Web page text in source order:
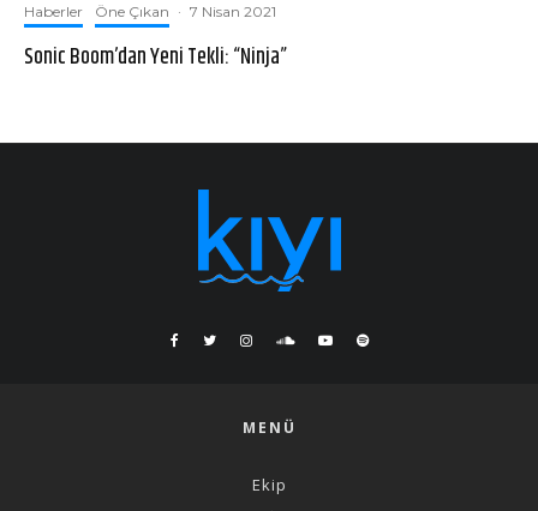
Haberler Öne Çıkan · 7 Nisan 2021
Sonic Boom’dan Yeni Tekli: “Ninja”
MENÜ
Ekip